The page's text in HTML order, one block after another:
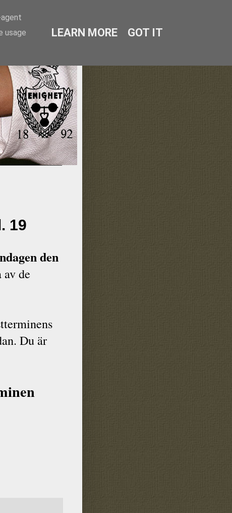
19
den
de
Du är
usage
LEARN MORE GOT IT